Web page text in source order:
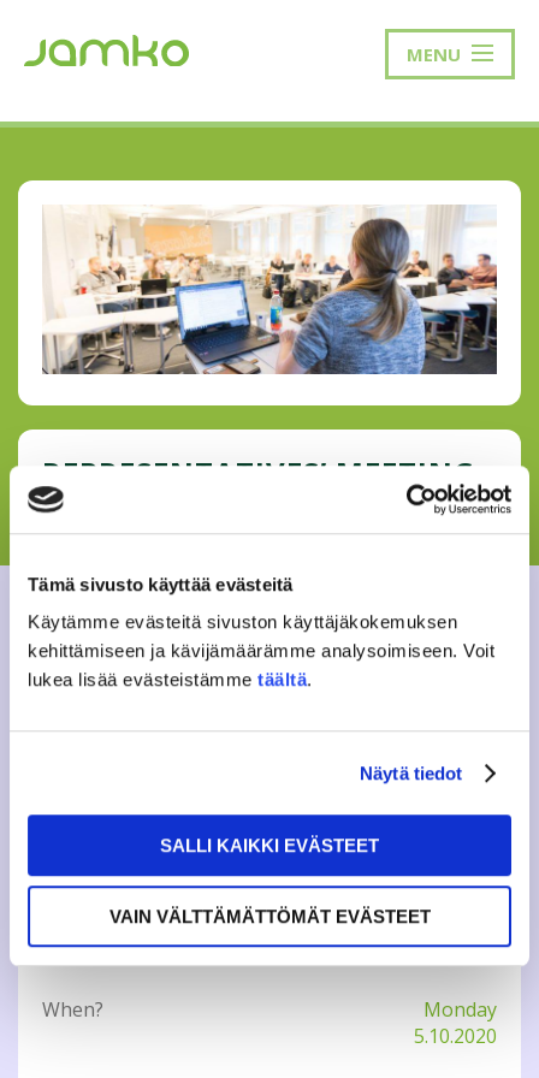
Tämä sivusto käyttää evästeitä
Käytämme evästeitä sivuston käyttäjäkokemuksen
kehittämiseen ja kävijämäärämme analysoimiseen. Voit
lukea lisää evästeistämme täältä.
Näytä tiedot
SALLI KAIKKI EVÄSTEET
VAIN VÄLTTÄMÄTTÖMÄT EVÄSTEET
MENU
REPRESENTATIVES’ MEETING
The Representatives Council meets on October 5th to
strategy for 2021-2024. The Representatives meeting is
held in Finnish/English.
More info:https://www.jamko.fi/en/student-
union/representatives/
orepj@jamko.fi
INFO
When?
Monday
5.10.2020